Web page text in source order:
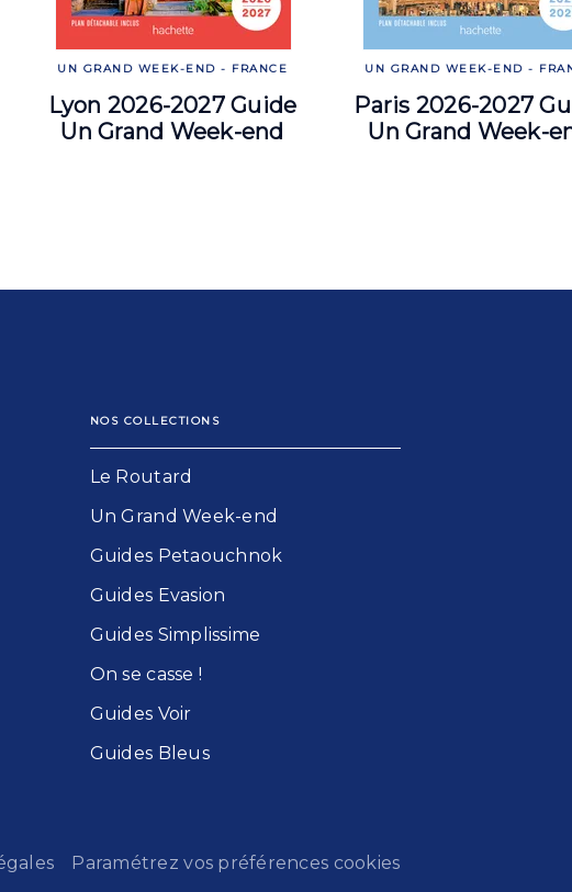
UN GRAND WEEK-END - FRANCE
Lyon 2026-2027 Guide
Un Grand Week-end
UN GRAND WEEK-END -
Paris 2026-2027
Un Grand Week-
NOS COLLECTIONS
Le Routard​
Un Grand Week-end​
Guides Petaouchnok​
Guides Evasion​
Guides Simplissime​
On se casse !​
Guides Voir​
Guides Bleu​s
Paramétrez vos préférences cookies